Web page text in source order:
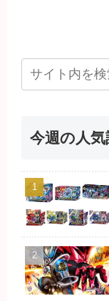
今週の人気